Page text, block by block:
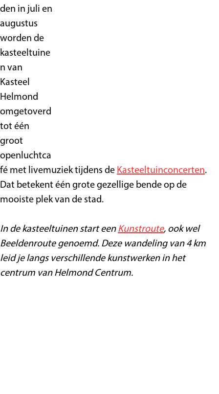
den in juli en
augustus
worden de
kasteeltuine
n van
Kasteel
Helmond
omgetoverd
tot één
groot
openluchtca
fé met livemuziek tijdens de Kasteeltuinconcerten.
Dat betekent één grote gezellige bende op de
mooiste plek van de stad.
In de kasteeltuinen start een Kunstroute, ook wel
Beeldenroute genoemd. Deze wandeling van 4 km
leid je langs verschillende kunstwerken in het
centrum van Helmond Centrum.